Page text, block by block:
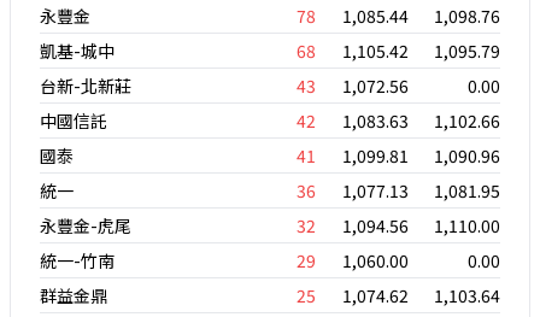
永豐金
78 1,085.44
1,098.76
凱基-城中
68 1,105.42
1,095.79
台新-北新莊
43 1,072.56
0.00
中國信託
42 1,083.63
1,102.66
國泰
41 1,099.81
1,090.96
統一
36 1,077.13
1,081.95
永豐金-虎尾
32 1,094.56
1,110.00
統一-竹南
29 1,060.00
0.00
群益金鼎
25 1,074.62
1,103.64